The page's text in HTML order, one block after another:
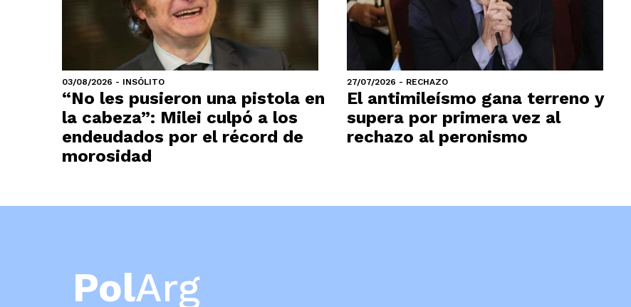
03/08/2026 - INSÓLITO
“No les pusieron una pistola en
la cabeza”: Milei culpó a los
endeudados por el récord de
morosidad
27/07/2026 - RECHAZO
El antimileísmo gana terreno y
supera por primera vez al
rechazo al peronismo
PolArg